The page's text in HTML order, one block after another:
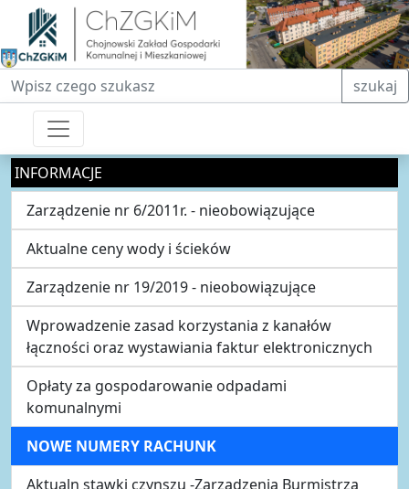
Fraza do wyszukiwania szukaj
INFORMACJE
Zarządzenie nr 6/2011r. - nieobowiązujące
Aktualne ceny wody i ścieków
Zarządzenie nr 19/2019 - nieobowiązujące
Wprowadzenie zasad korzystania z kanałów
łączności oraz wystawiania faktur elektronicznych
Opłaty za gospodarowanie odpadami
komunalnymi
NOWE NUMERY RACHUNK
Aktualn stawki czynszu -Zarządzenia Burmistrza